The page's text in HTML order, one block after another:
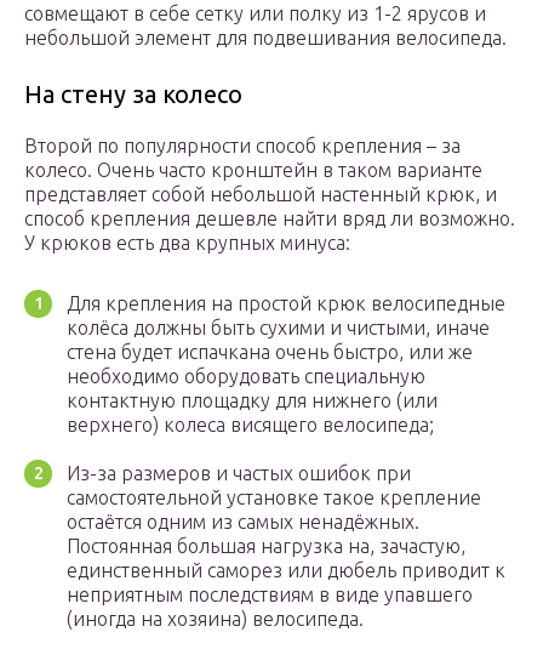
совмещают в себе сетку или полку из 1-2 ярусов и
небольшой элемент для подвешивания велосипеда.
На стену за колесо
Второй по популярности способ крепления – за
колесо. Очень часто кронштейн в таком варианте
представляет собой небольшой настенный крюк, и
способ крепления дешевле найти вряд ли возможно.
У крюков есть два крупных минуса:
Для крепления на простой крюк велосипедные
колёса должны быть сухими и чистыми, иначе
стена будет испачкана очень быстро, или же
необходимо оборудовать специальную
контактную площадку для нижнего (или
верхнего) колеса висящего велосипеда;
Из-за размеров и частых ошибок при
самостоятельной установке такое крепление
остаётся одним из самых ненадёжных.
Постоянная большая нагрузка на, зачастую,
единственный саморез или дюбель приводит к
неприятным последствиям в виде упавшего
(иногда на хозяина) велосипеда.